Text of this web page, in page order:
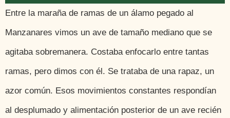
Entre la maraña de ramas de un álamo pegado al
Manzanares vimos un ave de tamaño mediano que se
agitaba sobremanera. Costaba enfocarlo entre tantas
ramas, pero dimos con él. Se trataba de una rapaz, un
azor común. Esos movimientos constantes respondían
al desplumado y alimentación posterior de un ave recién